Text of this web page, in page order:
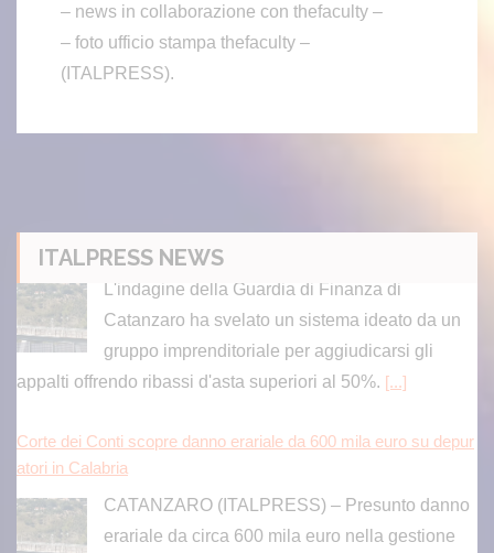
– news in collaborazione con thefaculty –
– foto ufficio stampa thefaculty –
(ITALPRESS).
ITALPRESS NEWS
Corte dei Conti scopre danno erariale da 600 mila euro su depur
atori in Calabria
CATANZARO (ITALPRESS) – Presunto danno
erariale da circa 600 mila euro nella gestione
La Procura regionale della Corte dei conti ha notificato un
Trump “Con l’Iran siamo vicini a un accordo, il petrolio può crolla